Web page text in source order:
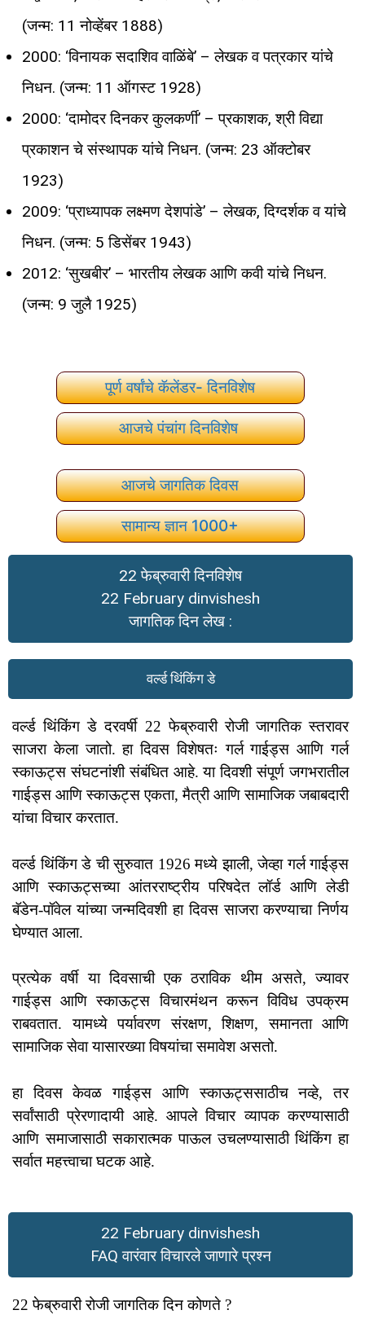
(जन्म: 11 नोव्हेंबर 1888)
2000: ‘विनायक सदाशिव वाळिंबे’ – लेखक व पत्रकार यांचे
निधन. (जन्म: 11 ऑगस्ट 1928)
2000: ‘दामोदर दिनकर कुलकर्णी’ – प्रकाशक, श्री विद्या
प्रकाशन चे संस्थापक यांचे निधन. (जन्म: 23 ऑक्टोबर
1923)
2009: ‘प्राध्यापक लक्ष्मण देशपांडे’ – लेखक, दिग्दर्शक व यांचे
निधन. (जन्म: 5 डिसेंबर 1943)
2012: ‘सुखबीर’ – भारतीय लेखक आणि कवी यांचे निधन.
(जन्म: 9 जुलै 1925)
पूर्ण वर्षांचे कॅलेंडर- दिनविशेष
आजचे पंचांग दिनविशेष
आजचे जागतिक दिवस
सामान्य ज्ञान 1000+
22 फेब्रुवारी दिनविशेष
22 February dinvishesh
जागतिक दिन लेख :
वर्ल्ड थिंकिंग डे
वर्ल्ड थिंकिंग डे दरवर्षी 22 फेब्रुवारी रोजी जागतिक स्तरावर
साजरा केला जातो. हा दिवस विशेषतः गर्ल गाईड्स आणि गर्ल
स्काऊट्स संघटनांशी संबंधित आहे. या दिवशी संपूर्ण जगभरातील
गाईड्स आणि स्काऊट्स एकता, मैत्री आणि सामाजिक जबाबदारी
यांचा विचार करतात.
वर्ल्ड थिंकिंग डे ची सुरुवात 1926 मध्ये झाली, जेव्हा गर्ल गाईड्स
आणि स्काऊट्सच्या आंतरराष्ट्रीय परिषदेत लॉर्ड आणि लेडी
बॅडेन-पॉवेल यांच्या जन्मदिवशी हा दिवस साजरा करण्याचा निर्णय
घेण्यात आला.
प्रत्येक वर्षी या दिवसाची एक ठराविक थीम असते, ज्यावर
गाईड्स आणि स्काऊट्स विचारमंथन करून विविध उपक्रम
राबवतात. यामध्ये पर्यावरण संरक्षण, शिक्षण, समानता आणि
सामाजिक सेवा यासारख्या विषयांचा समावेश असतो.
हा दिवस केवळ गाईड्स आणि स्काऊट्ससाठीच नव्हे, तर
सर्वांसाठी प्रेरणादायी आहे. आपले विचार व्यापक करण्यासाठी
आणि समाजासाठी सकारात्मक पाऊल उचलण्यासाठी थिंकिंग हा
सर्वात महत्त्वाचा घटक आहे.
22 February dinvishesh
FAQ वारंवार विचारले जाणारे प्रश्न
22 फेब्रुवारी रोजी जागतिक दिन कोणते ?